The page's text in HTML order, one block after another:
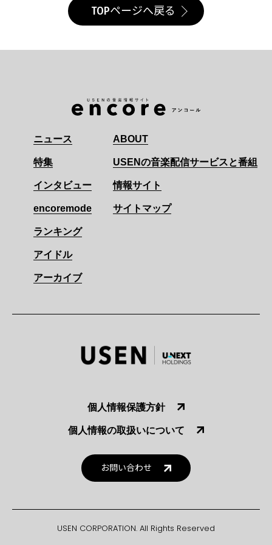
TOPページへ戻る
ニュース
特集
インタビュー
encoremode
ランキング
アイドル
アーカイブ
ABOUT
USENの音楽配信サービスと番組
情報サイト
サイトマップ
個人情報保護方針
個人情報の取扱いについて
お問い合わせ
USEN CORPORATION. All Rights Reserved